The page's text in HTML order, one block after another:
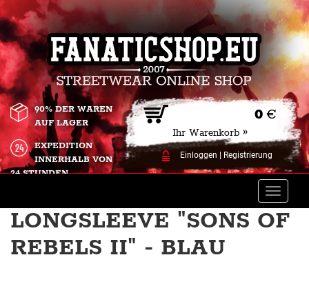
0 €
Ihr Warenkorb »
Einloggen Registrierung
90% DER WAREN
AUF LAGER
EXPEDITION
INNERHALB VON
24 STUNDEN.
Toggle
LONGSLEEVE "SONS OF
REBELS II" - BLAU